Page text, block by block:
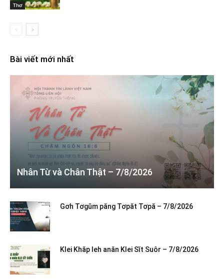
Thơ
Bài viết mới nhất
Nhân Từ và Chân Thật – 7/8/2026
Gơh Tơgŭm păng Tơpăt Tơpă – 7/8/2026
Klei Khăp leh anăn Klei Sĭt Suôr – 7/8/2026